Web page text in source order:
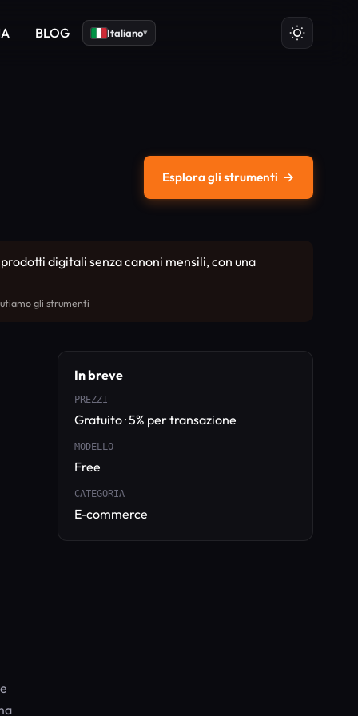
BLOG Italiano▾
Esplora gli strumenti →
digitali senza canoni mensili, con una
gli strumenti
In breve
PREZZI
Gratuito · 5% per transazione
MODELLO
Free
CATEGORIA
E-commerce